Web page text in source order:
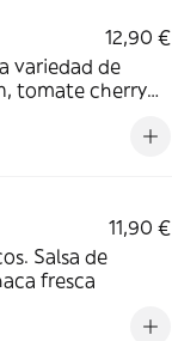
12,90 €
variedad de
tomate cherry
11,90 €
Salsa de
fresca